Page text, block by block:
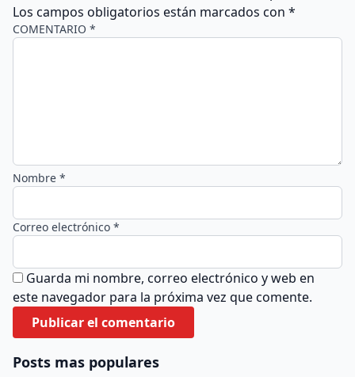
Los campos obligatorios están marcados con *
COMENTARIO *
Nombre *
Correo electrónico *
Guarda mi nombre, correo electrónico y web en
este navegador para la próxima vez que comente.
Posts mas populares